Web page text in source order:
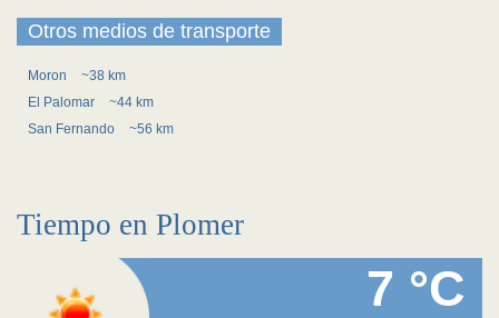
Otros medios de transporte
Moron
~38 km
El Palomar
~44 km
San Fernando
~56 km
Tiempo en Plomer
7 °C